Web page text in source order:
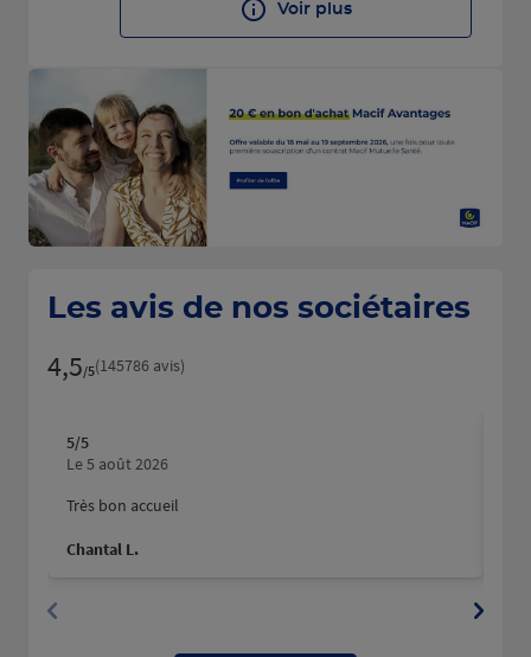
Voir plus
Les avis de nos sociétaires
4,5/5Note de 4.5 sur 5
(145786 avis)
5/5
Le 5 août 2026
Très bon accueil
Chantal L.